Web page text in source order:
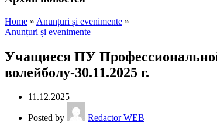
Home » Anunțuri și evenimente »
Anunțuri și evenimente
Учащиеся ПУ
волейболу-30.11.2025 г.
11.12.2025
Posted by Redactor WEB